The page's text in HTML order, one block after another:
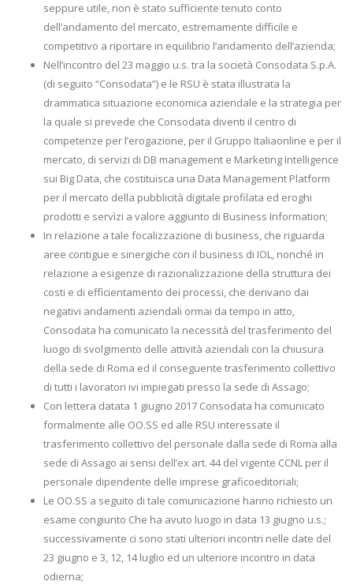
seppure utile, non è stato sufficiente tenuto conto
dell’andamento del mercato, estremamente difficile e
competitivo a riportare in equilibrio l’andamento dell’azienda;
Nell’incontro del 23 maggio u.s. tra la società Consodata S.p.A.
(di seguito “Consodata”) e le RSU è stata illustrata la
drammatica situazione economica aziendale e la strategia per
la quale si prevede che Consodata diventi il centro di
competenze per l’erogazione, per il Gruppo Italiaonline e per il
mercato, di servizi di DB management e Marketing Intelligence
sui Big Data, che costituisca una Data Management Platform
per il mercato della pubblicità digitale profilata ed eroghi
prodotti e servìzi a valore aggiunto di Business Information;
In relazione a tale focalizzazione di business, che riguarda
aree contigue e sinergiche con il business di IOL, nonché in
relazione a esigenze di razionalizzazione della struttura dei
costi e di effìcientamento dei processi, che derivano dai
negativi andamenti aziendali ormai da tempo in atto,
Consodata ha comunicato la necessità del trasferimento del
luogo di svolgimento delle attività aziendali con la chiusura
della sede di Roma ed il conseguente trasferimento collettivo
di tutti i lavoratori ivi impiegati presso la sede di Assago;
Con lettera datata 1 giugno 2017 Consodata ha comunicato
formalmente alle OO.SS ed alle RSU interessate il
trasferimento collettivo del personale dalla sede di Roma alla
sede di Assago ai sensi dell’ex art. 44 del vigente CCNL per il
personale dipendente delle imprese graficoeditoriali;
Le OO.SS a seguito di tale comunicazione hanno richiesto un
esame congiunto Che ha avuto luogo in data 13 giugno u.s.;
successivamente ci sono stati ulteriori incontri nelle date del
23 giugno e 3, 12, 14 luglio ed un ulteriore incontro in data
odierna;